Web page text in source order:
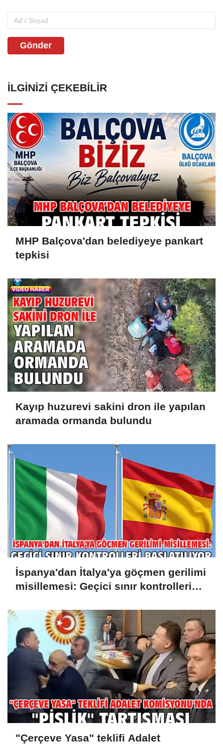
Gönder
İLGINIZI ÇEKEBILIR
MHP Balçova'dan belediyeye pankart
tepkisi
Kayıp huzurevi sakini dron ile yapılan
aramada ormanda bulundu
İspanya'dan İtalya'ya göçmen gerilimi
misillemesi: Geçici sınır kontrolleri
"Çerçeve Yasa" teklifi Adalet